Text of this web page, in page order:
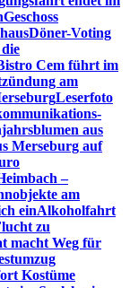
Geschoss
Döner-Voting
Cem führt im
am
Leserfoto
aus
Merseburg auf
–
am
einAlkoholfahrt
zu
macht Weg für
Kostüme